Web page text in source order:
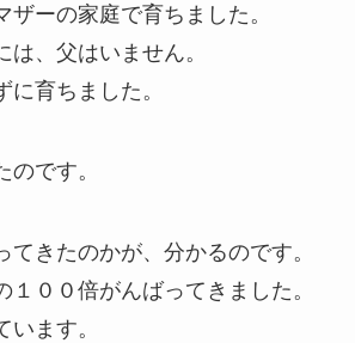
ザーの家庭で育ちました。
は、父はいません。
育ちました。
のです。
てきたのかが、分かるのです。
１００倍がんばってきました。
ます。